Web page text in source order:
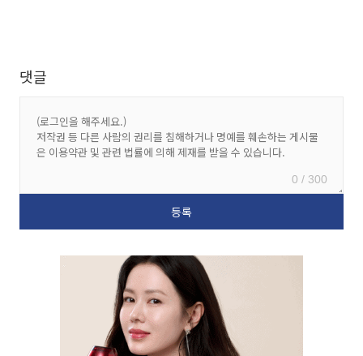
댓글
0 / 300